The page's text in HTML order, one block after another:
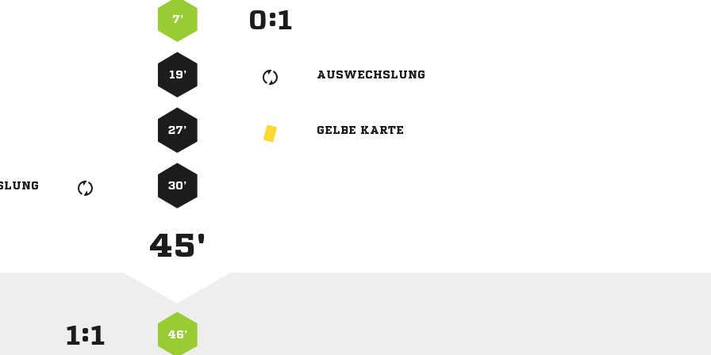
7’ :
19’ AUSWECHSLUNG
27’ GELBE KARTE
30’
45'
: 46’